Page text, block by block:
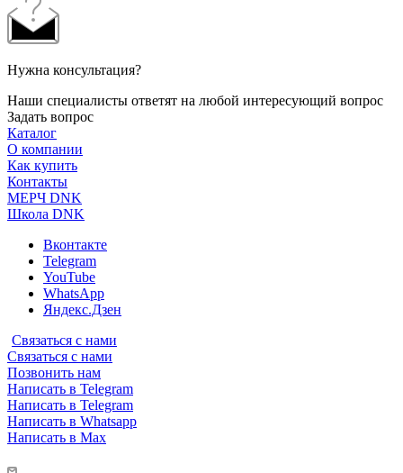
Нужна консультация?
Наши специалисты ответят на любой интересующий вопрос
Задать вопрос
Каталог
О компании
Как купить
Контакты
МЕРЧ DNK
Школа DNK
Вконтакте
Telegram
YouTube
WhatsApp
Яндекс.Дзен
Связаться с нами
Связаться с нами
Позвонить нам
Написать в Telegram
Написать в Telegram
Написать в Whatsapp
Написать в Max